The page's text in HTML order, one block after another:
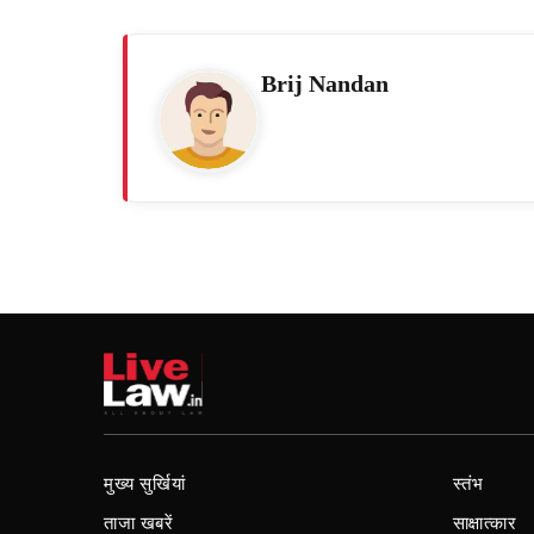
Brij Nandan
मुख्य सुर्खियां
ताजा खबरें
स्तंभ
साक्षात्कार